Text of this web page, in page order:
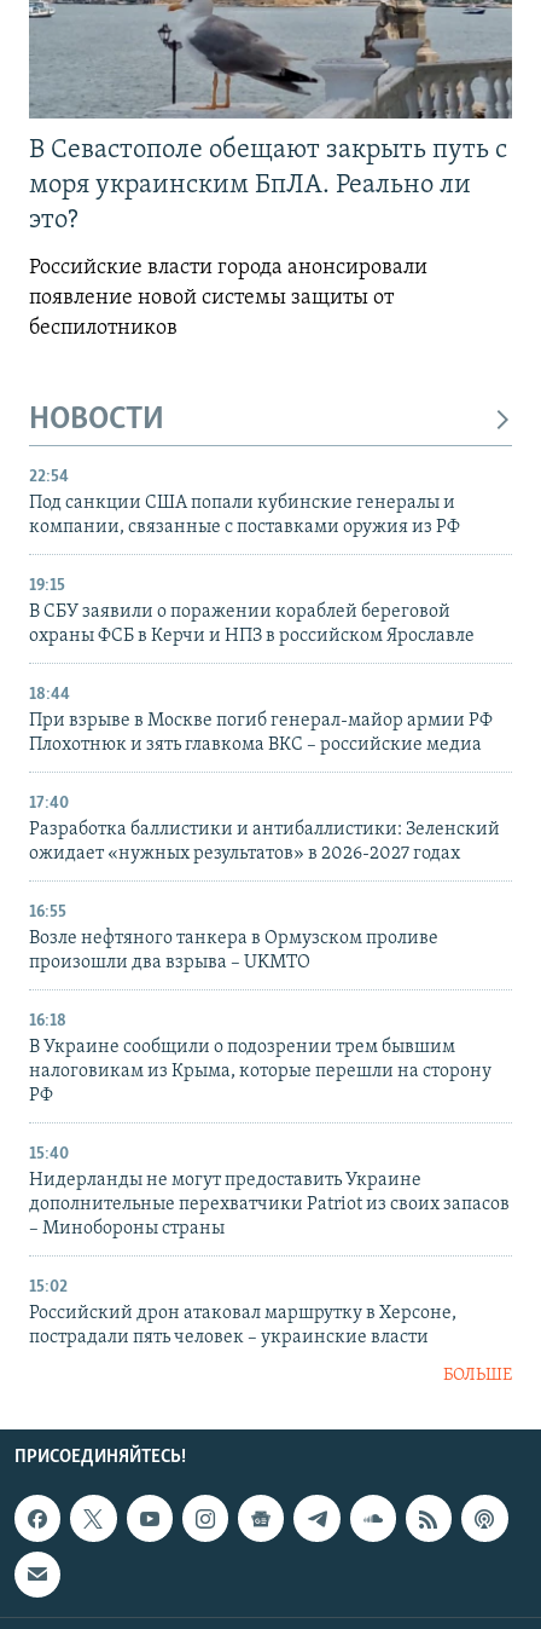
В Севастополе обещают закрыть путь с
моря украинским БпЛА. Реально ли
это?
Российские власти города анонсировали
появление новой системы защиты от
беспилотников
НОВОСТИ
22:54
Под санкции США попали кубинские генералы и
компании, связанные с поставками оружия из РФ
19:15
В СБУ заявили о поражении кораблей береговой
охраны ФСБ в Керчи и НПЗ в российском Ярославле
18:44
При взрыве в Москве погиб генерал-майор армии РФ
Плохотнюк и зять главкома ВКС – российские медиа
17:40
Разработка баллистики и антибаллистики: Зеленский
ожидает «нужных результатов» в 2026-2027 годах
16:55
Возле нефтяного танкера в Ормузском проливе
произошли два взрыва – UKMTO
16:18
В Украине сообщили о подозрении трем бывшим
налоговикам из Крыма, которые перешли на сторону
РФ
15:40
Нидерланды не могут предоставить Украине
дополнительные перехватчики Patriot из своих запасов
– Минобороны страны
15:02
Российский дрон атаковал маршрутку в Херсоне,
пострадали пять человек – украинские власти
БОЛЬШЕ
ПРИСОЕДИНЯЙТЕСЬ!